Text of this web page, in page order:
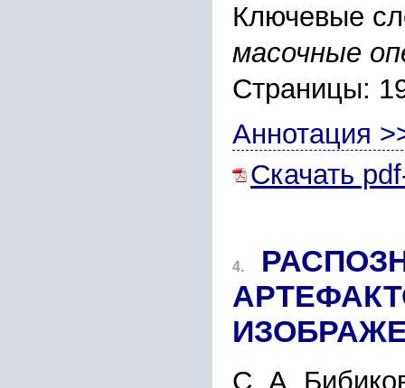
Ключевые
масочные
Страницы:
Аннотация
Скачать
4.
С. А.